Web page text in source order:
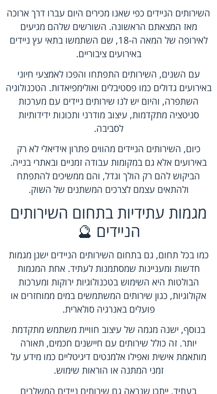
השירותים הניידים כפי שאנו מכירים היום עברו דרך ארוכה
מאז המצאתם הראשונה. השורשים שלהם מגיעים
לאירופה של המאה ה-18, שם השתמשו בתאי עץ ניידים
באירועים ציבוריים.
עם השנים, השירותים התפתחו והפכו לאמצעי חיוני
באירועים גדולים כמו פסטיבלים ואולימפיאדות. הטכנולוגיה
השתפרה, והיום יש לנו שירותים ניידים עם מערכות
סניטציה מתקדמות, עיצוב מודרני ותכונות ידידותיות
לסביבה.
כיום, השירותים הניידים מהווים פתרון אידיאלי לא רק
באירועים אלא גם במקומות עבודה זמניים ובאתרי בנייה.
הביקוש להם רק הולך וגדל, והם ממשיכים להתפתח
ולהתאים עצמם לצרכים המשתנים של השוק.
מגמות עתידיות בתחום השירותים
הניידים 🔮
כמו בכל תחום, גם בתחום השירותים הניידים ישנן מגמות
חדשות ומעניינות שמסתמנות לעתיד. אחת המגמות
הבולטות היא השימוש בטכנולוגיות ירוקות ומערכות
אקולוגיות, כגון שירותים המשתמשים במים ממוחזרים או
פועלים באנרגיה סולארית.
בנוסף, ישנה מגמה של עיצוב חוויית משתמש מתקדמת
יותר. זה כולל שירותים עם חיישנים חכמים, תאורה
מותאמת אישית ואפילו אלמנטים דיגיטליים כמו מידע על
זמני המתנה או הוראות שימוש.
בעתיד, ייתכן שנראה גם שירותים ניידים המשלבים